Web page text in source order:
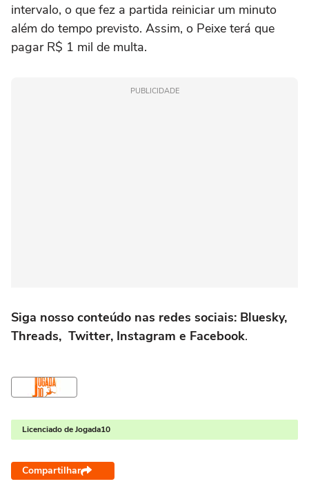
intervalo, o que fez a partida reiniciar um minuto
além do tempo previsto. Assim, o Peixe terá que
pagar R$ 1 mil de multa.
PUBLICIDADE
Siga nosso conteúdo nas redes sociais: Bluesky,
Threads, Twitter, Instagram e Facebook.
Licenciado de Jogada10
Compartilhar